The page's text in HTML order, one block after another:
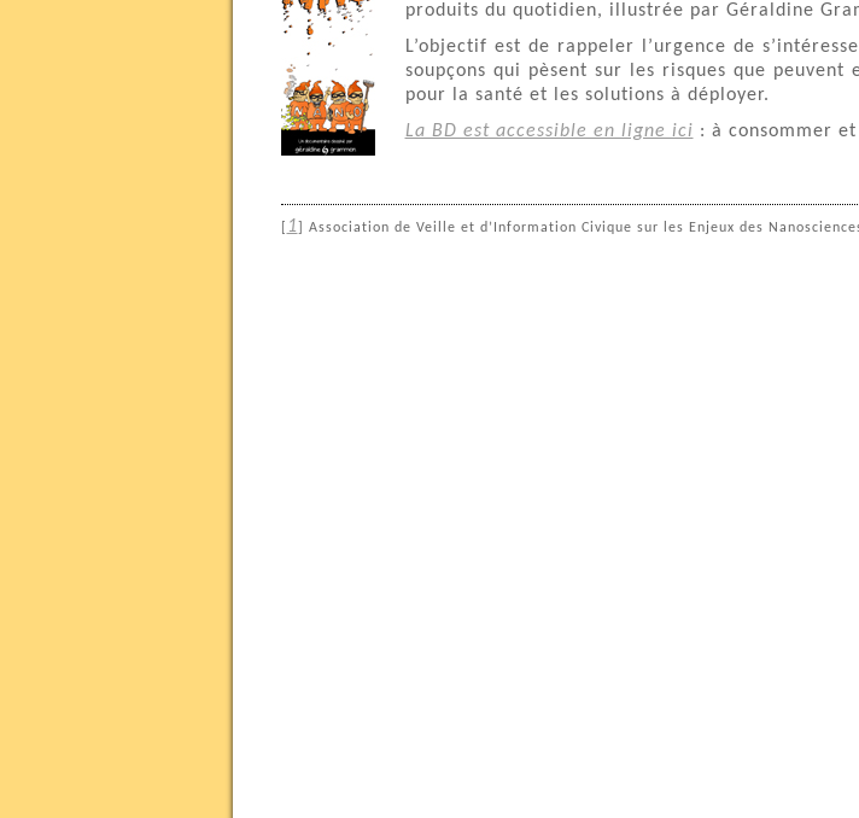
produits du quotidien, illustrée par Géraldine
L’objectif est de rappeler l’urgence de
soupçons qui pèsent sur les risques que peuvent
pour la santé et les solutions à déployer.
La BD est accessible en ligne ici : à consommer
1 Association de Veille et d’Information Civique sur les Enjeux des